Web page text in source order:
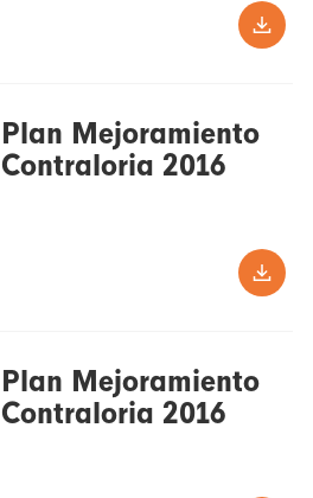
Plan Mejoramiento
Contraloria 2016
Plan Mejoramiento
Contraloria 2016